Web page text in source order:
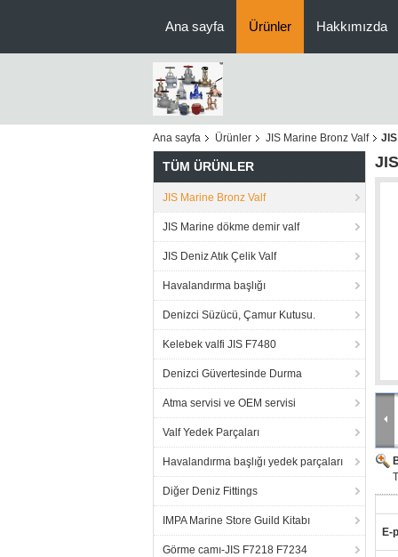
Ana sayfa Ürünler Hakkımızda
Ana sayfa Ürünler JIS Marine Bronz Valf
TÜM ÜRÜNLER
JIS Marine Bronz Valf
JIS Marine dökme demir valf
JIS Deniz Atık Çelik Valf
Havalandırma başlığı
Denizci Süzücü, Çamur Kutusu.
Kelebek valfi JIS F7480
Denizci Güvertesinde Durma
Atma servisi ve OEM servisi
Valf Yedek Parçaları
Havalandırma başlığı yedek parçaları
Diğer Deniz Fittings
IMPA Marine Store Guild Kitabı
Görme camı-JIS F7218 F7234
E-